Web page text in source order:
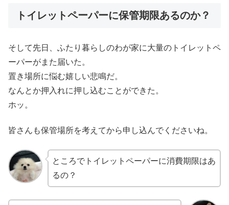
トイレットペーパーに保管期限あるのか？
そして先日、ふたり暮らしのわが家に大量のトイレットペ
ーパーがまた届いた。
置き場所に悩む嬉しい悲鳴だ。
なんとか押入れに押し込むことができた。
ホッ。
皆さんも保管場所を考えてから申し込んでくださいね。
ところでトイレットペーパーに消費期限はあ
るの？